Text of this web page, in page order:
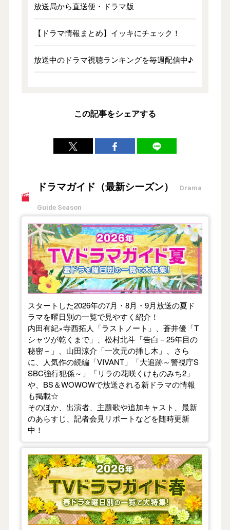
放送局から直送便・ドラマ版
【ドラマ情報まとめ】イッキにチェック！
放送中のドラマ視聴ランキングを毎週配信中♪
この記事をシェアする
ドラマガイド（最新シーズン） Drama
Guide Season
【2026年夏】TVドラマガイド
スタートした2026年の7月・8月・9月放送の夏ド
ラマを曜日別の一覧で見やすく紹介！
内田有紀×寺西拓人「ラストノート」、蒼井優「T
シャツが乾くまで」、松村北斗「告白－25年目の
秘密－」、山田涼介「一次元の挿し木」、さら
に、人気作の続編「VIVANT」「大追跡～警視庁S
SBC強行犯係～」「リラの花咲くけものみち2」
や、BS＆WOWOWで放送される新ドラマの情報
も掲載☆
そのほか、出演者、主題歌や追加キャスト、最新
のあらすじ、記者会見リポートなどを随時更新
中！
【2026年春】TVドラマガイド